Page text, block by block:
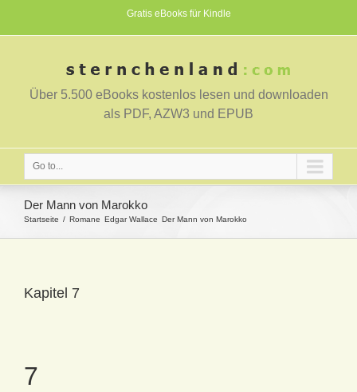
Gratis eBooks für Kindle
Über 5.500 eBooks kostenlos lesen und downloaden
als PDF, AZW3 und EPUB
Go to...
Der Mann von Marokko
Startseite Romane Edgar Wallace Der Mann von Marokko
Kapitel 7
7